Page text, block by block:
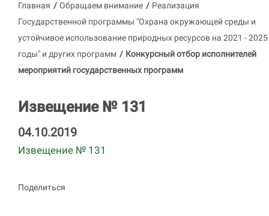
Главная / Обращаем внимание / Реализация
Государственной программы "Охрана окружающей среды и
устойчивое использование природных ресурсов на 2021 - 2025
годы" и других программ / Конкурсный отбор исполнителей
мероприятий государственных программ
Извещение № 131
04.10.2019
Извещение № 131
Поделиться